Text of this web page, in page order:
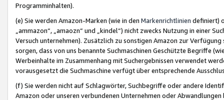
Programminhalten).
(e) Sie werden Amazon-Marken (wie in den Markenrichtlinien definiert)
„ammazon“, „amaozn“ und „kindel“) nicht zwecks Nutzung in einer
Versuch unternehmen). Zusätzlich zu sonstigen Amazon zur
sorgen, dass von uns benannte Suchmaschinen Geschützte Begriffe
Werbeinhalte im Zusammenhang mit Suchergebnissen verwendet
vorausgesetzt die Suchmaschine verfügt über entsprechende
(f) Sie werden nicht auf Schlagwörter, Suchbegriffe oder andere
Amazon oder unseren verbundenen Unternehmen oder